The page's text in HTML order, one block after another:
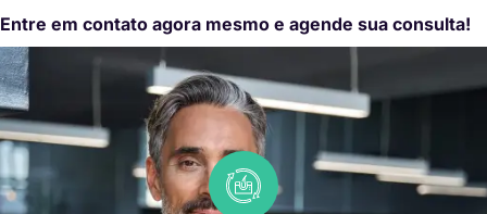
Entre em contato agora mesmo e agende sua consulta!